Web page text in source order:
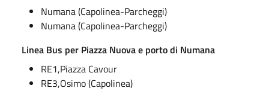
Numana (Capolinea-Parcheggi)
Numana (Capolinea-Parcheggi)
Linea Bus per Piazza Nuova e porto di Numana
RE1,Piazza Cavour
RE3,Osimo (Capolinea)